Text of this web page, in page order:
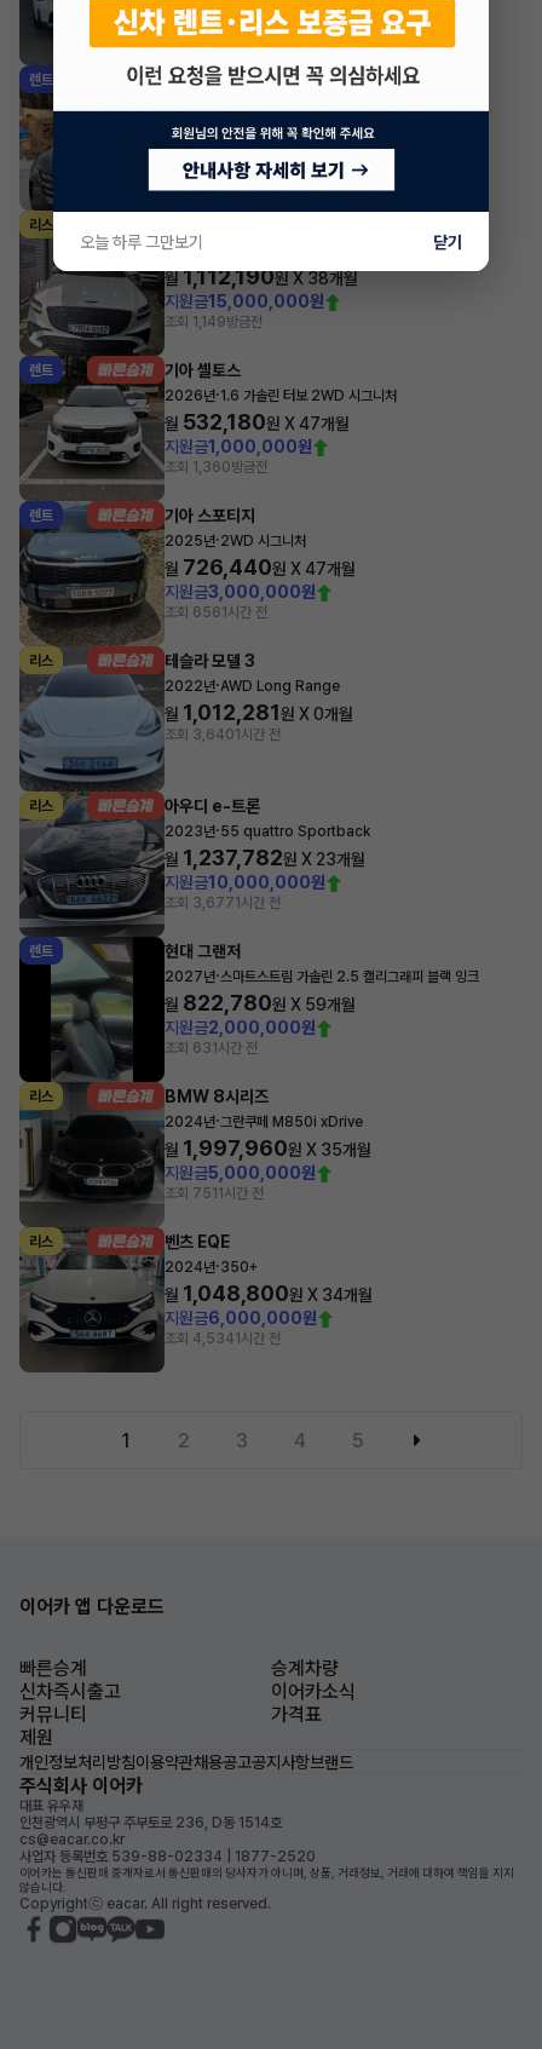
지원금1,000,000원
조회 1,174 방금전
렌트 현대 투싼
월547,580원 X28개월
조회 2,080방금전
리스
2025년
월 1,112,190원 X 38개월
지원금15,000,000원
조회 1,149방금전
렌트 기아 셀토스
2026년·1.6 가솔린 터보 2WD 시그니처
월 532,180원 X47개월
지원금1,000,000원
조회 1,360방금전
렌트 기아 스포티지
2025년·2WD 시그니처
월 726,440원 X47개월
지원금3,000,000원
조회 6561시간 전
리스 테슬라 모델 3
2022년·AWD Long Range
월 1,012,281원 X0개월
조회 3,6401시간 전
리스 아우디 e-트론
2023년·55 quattro Sportback
월 1,237,782원 X 23개월
지원금10,000,000원
조회 3,6771시간 전
렌트 현대 그랜저
2027년·스마트스트림 가솔린 2.5 캘리그래피 블랙 잉크
월 822,780원 X 59개월
지원금2,000,000원
조회 631시간 전
리스 BMW 8시리즈
2024년·그란쿠페 M850i xDrive
월 1,997,960원 X 35개월
지원금5,000,000원
조회 751 1시간 전
리스 벤츠 EQE
2024년·350+
월 1,048,800원 X 34개월
지원금6,000,000원
조회 4,5341시간 전
1 2 3 4 5
이어카 앱 다운로드
빠른승계
승계차량
신차즉시출고
이어카소식
커뮤니티
가격표
제원
개인정보처리방침이용약관채용공고공지사항브랜드
주식회사 이어카
대표 유우재
인천광역시 부평구 주부토로 236, D동 1514호
cs@eacar.co.kr
사업자 등록번호 539-88-02334 | 1877-2520
이어카는 통신판매 중개자로서 통신판매의 당사자가 아니며, 상품, 거래정보, 거래에 대하여 책임을 지지
않습니다.
Copyrightⓒ eacar. All right reserved.
오늘 하루 그만보기 닫기